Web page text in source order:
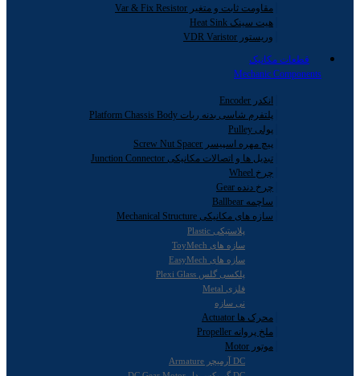
مقاومت ثابت و متغیر Var & Fix Resistor
هیت سینک Heat Sink
وریستور VDR Varistor
قطعات مکانیک
Mechanic Components
انکدر Encoder
پلتفرم شاسی بدنه ربات Platform Chassis Body
پولی Pulley
پیچ مهره اسپیسر Screw Nut Spacer
تبدیل ها و اتصالات مکانیکی Junction Connector
چرخ Wheel
چرخ دنده Gear
ساچمه Ballbear
سازه های مکانیکی Mechanical Structure
پلاستیکی Plastic
سازه های ToyMech
سازه های EasyMech
پلکسی گلس Plexi Glass
فلزی Metal
نی سازه
محرک ها Actuator
ملخ پروانه Propeller
موتور Motor
DC آرمیچر Armature